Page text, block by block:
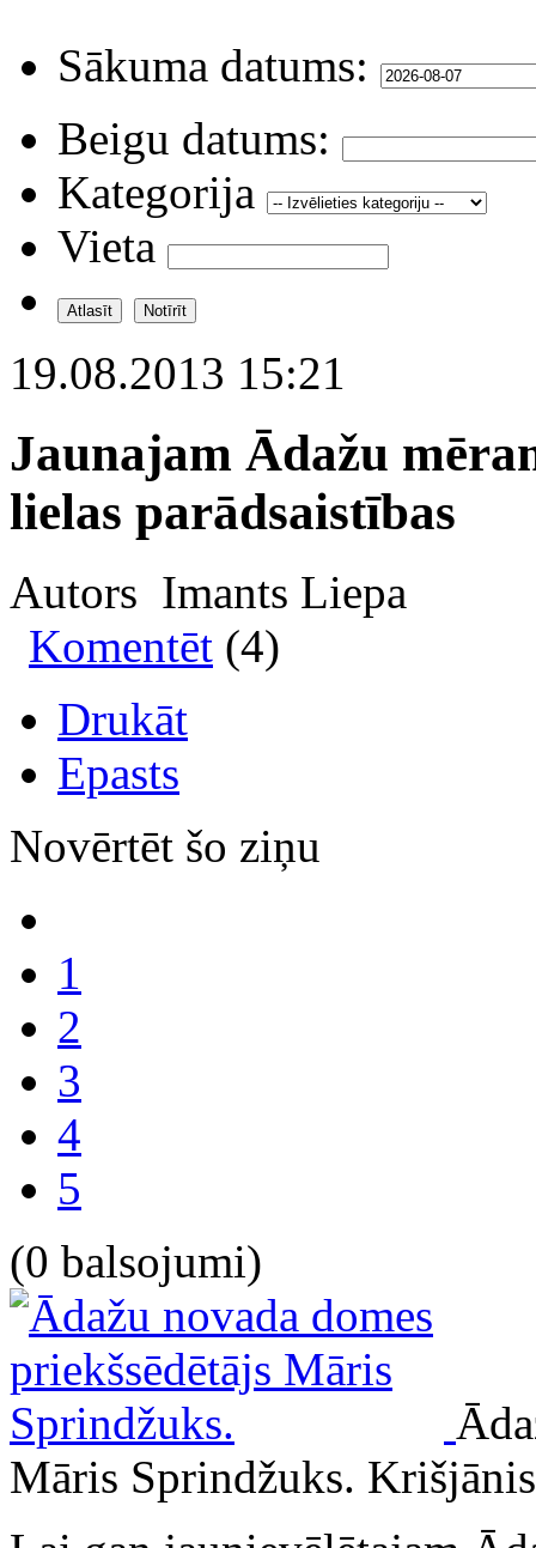
Sākuma datums:
Beigu datums:
Kategorija
Vieta
19.08.2013 15:21
Jaunajam Ādažu
lielas parādsaistības
Autors Imants Liepa
Komentēt (4)
Drukāt
Epasts
Novērtēt šo ziņu
1
2
3
4
5
(0 balsojumi)
Māris Sprindžuks.